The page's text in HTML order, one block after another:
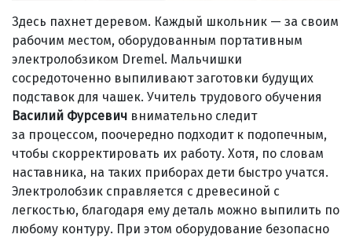
Здесь пахнет деревом. Каждый школьник — за своим
рабочим местом, оборудованным портативным
электролобзиком Dremel. Мальчишки
сосредоточенно выпиливают заготовки будущих
подставок для чашек. Учитель трудового обучения
Василий Фурсевич внимательно следит
за процессом, поочередно подходит к подопечным,
чтобы скорректировать их работу. Хотя, по словам
наставника, на таких приборах дети быстро учатся.
Электролобзик справляется с древесиной с
легкостью, благодаря ему деталь можно выпилить по
любому контуру. При этом оборудование безопасно